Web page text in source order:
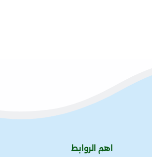
اهم الروابط